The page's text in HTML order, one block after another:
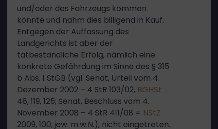
und/oder des Fahrzeugs kommen
könnte und nahm dies billigend in Kauf.
Entgegen der Auffassung des
Landgerichts ist aber der
tatbestandliche Erfolg, nämlich eine
konkrete Gefährdung im Sinne des § 315
b Abs. 1 StGB (vgl. Senat, Urteil vom 4.
Dezember 2002 – 4 StR 103/02, BGHSt
48, 119, 125; Senat, Beschluss vom 4.
November 2008 – 4 StR 411/08 = NStZ
2009, 100, jew. m.w.N.), nicht eingetreten.